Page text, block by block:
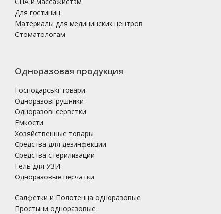
Для гостиниц
Материалы для медицинских центров
Стоматологам
Одноразовая продукция
Господарські товари
Одноразові рушники
Одноразові серветки
Ёмкости
Хозяйственные товары
Средства для дезинфекции
Средства стерилизации
Гель для УЗИ
Одноразовые перчатки
Салфетки и Полотенца одноразовые
Простыни одноразовые